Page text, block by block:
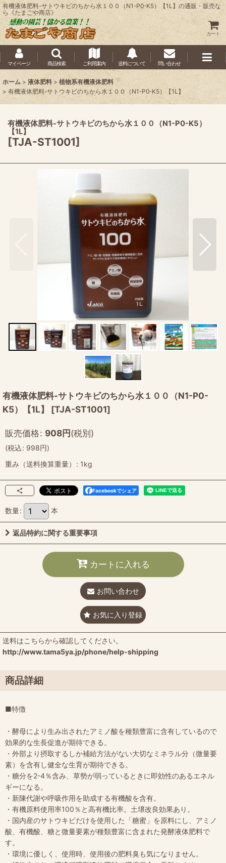
有機液体肥料-サトウキビのちから水１００（N1-P0-K5）【1L】の通販・販売な
ら《たまごや商店》
カート
マイページ 商品検索 ご利用案内 送料について 問い合わせ
ホーム > 液体肥料 > 植物系有機液体肥料
> 有機液体肥料-サトウキビのちから水１００（N1-P0-K5）【1L】
有機液体肥料-サトウキビのちから水１００（N1-P0-K5）
【1L】
[TJA-ST1001]
有機液体肥料-サトウキビのちから水１００（N1-P0-
K5）【1L】
[TJA-ST1001]
販売価格: 908円(税別)
(税込: 998円)
重み（送料換算重量）
: 1kg
Facebookでシェア
数量: 本
返品特約に関する重要事項
カートに入れる
お問い合わせ
お気に入り登録
送料はこちらから確認してください。
http://www.tama5ya.jp/phone/help-shipping
商品詳細
■特徴
・酵母により生み出されたアミノ酸を種類豊富に含有しているので
効果的な生長促進が期待できる。
・外部より摂取するしか補給方法がない大切なミネラル分（微量要
素）を含有し健全な生育が期待できる。
・糖分を2-4％含み、草勢が弱っているときに即効性のあるエネル
ギーになる。
・新陳代謝や呼吸作用を助成する有機酸を含有。
・有機原料使用率100％と高有機比率。土壌改良効果あり。
・国内産のサトウキビだけを使用した「糖蜜」を原料にし、アミノ
酸、有機酸、糖と微量要素が種類豊富に含まれた発酵液体肥料で
す。
・環境に優しく、使用時、使用後の肥料臭も気になりません。